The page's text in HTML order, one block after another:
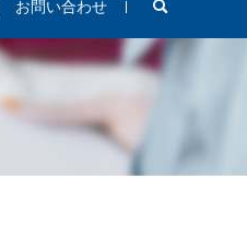
お問い合わせ